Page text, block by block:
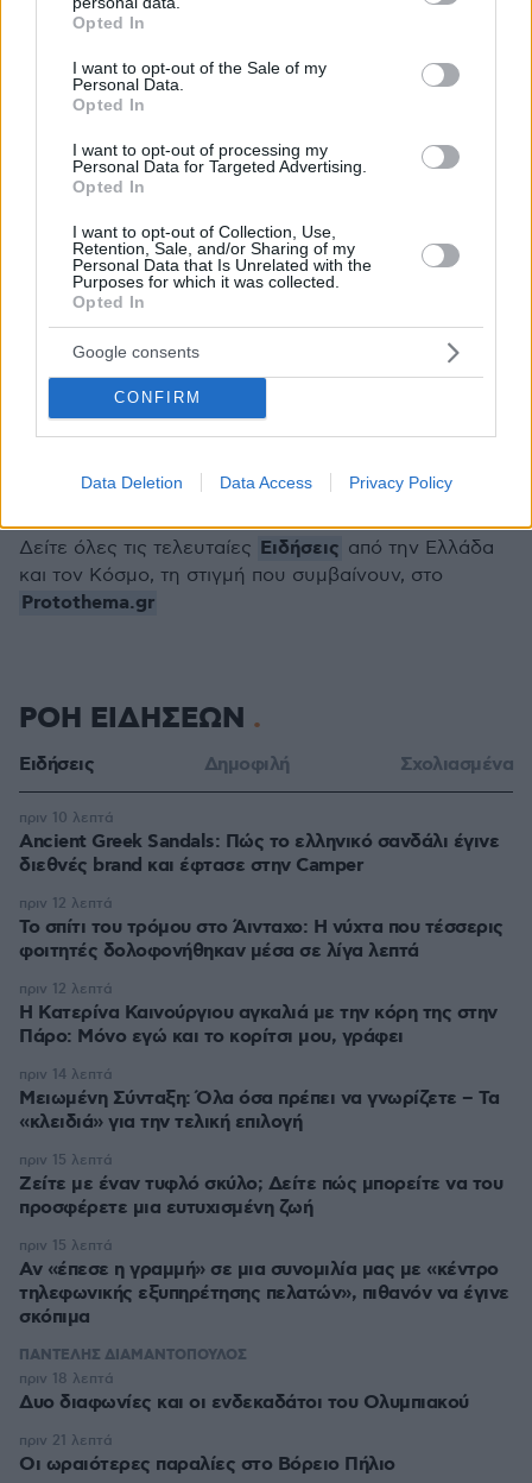
grant or deny consent to Google and its third-party tags to
use your data for below specified purposes in below Google
consent section.
Opted In
I want to opt-out of the Sale of my
Personal Data.
Opted In
I want to opt-out of processing my
Personal Data for Targeted Advertising.
Opted In
I want to opt-out of Collection, Use,
Retention, Sale, and/or Sharing of my
Personal Data that Is Unrelated with the
Purposes for which it was collected.
Opted In
Google consents
CONFIRM
Data Deletion Data Access Privacy Policy
κέρδη πρώτου τριμήνου, αναζωπυρώνοντας
κλάδος της εστίασης.
Advanced Micro Devices, καθώς μέρος των
επενδυτών προχώρησε σε κατοχύρωση κερδών
στον κλάδο των μικροτσίπ ενόψει των
αποτελεσμάτων Big Tech, συμπαρασύροντας
και άλλα ονόματα του κλάδου, όπως η Applied
Materials.
Πηγή:Νewmoney.gr
και μάθετε πρώτοι όλες τις ειδήσεις
Δείτε όλες τις τελευταίες Ειδήσεις από την Ελλάδα
και τον Κόσμο, τη στιγμή που συμβαίνουν, στο
Protothema.gr
ΡΟΗ ΕΙΔΗΣΕΩΝ
Ειδήσεις Δημοφιλή Σχολιασμένα
Ancient Greek Sandals: Πώς το ελληνικό σανδάλι έγινε
διεθνές brand και έφτασε στην Camper
πριν 10 λεπτά
Το σπίτι του τρόμου στο Άινταχο: Η νύχτα που τέσσερις
φοιτητές δολοφονήθηκαν μέσα σε λίγα λεπτά
πριν 12 λεπτά
Η Κατερίνα Καινούργιου αγκαλιά με την κόρη της στην
Πάρο: Μόνο εγώ και το κορίτσι μου, γράφει
πριν 12 λεπτά
Μειωμένη Σύνταξη: Όλα όσα πρέπει να γνωρίζετε – Τα
«κλειδιά» για την τελική επιλογή
πριν 14 λεπτά
Ζείτε με έναν τυφλό σκύλο; Δείτε πώς μπορείτε να του
προσφέρετε μια ευτυχισμένη ζωή
πριν 15 λεπτά
Αν «έπεσε η γραμμή» σε μια συνομιλία μας με «κέντρο
τηλεφωνικής εξυπηρέτησης πελατών», πιθανόν να έγινε
σκόπιμα
πριν 15 λεπτά
ΠΑΝΤΕΛΗΣ ΔΙΑΜΑΝΤΟΠΟΥΛΟΣ
Δυο διαφωνίες και οι ενδεκαδάτοι του Ολυμπιακού
πριν 18 λεπτά
Οι ωραιότερες παραλίες στο Βόρειο Πήλιο
πριν 21 λεπτά